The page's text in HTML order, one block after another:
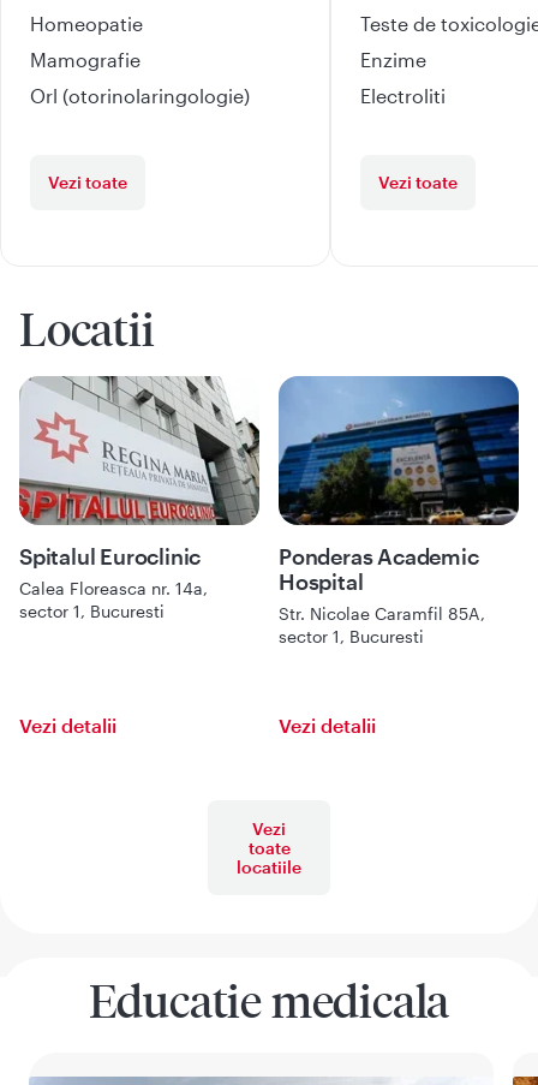
Homeopatie
Mamografie
Orl (otorinolaringologie)
Vezi toate
Teste de
Enzime
Electroliti
Vezi toate
Locatii
Spitalul Euroclinic
Calea Floreasca nr. 14a,
sector 1, Bucuresti
Vezi detalii
Ponderas Academic
Hospital
Str. Nicolae Caramfil 85A,
sector 1, Bucuresti
Vezi detalii
Vezi
toate
locatiile
Educatie medicala